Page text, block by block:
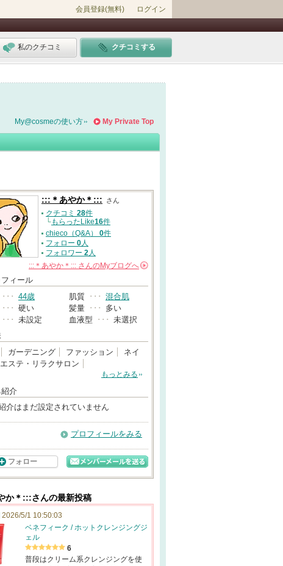
会員登録(無料) ログイン
私のクチコミ クチコミする
My Private Top
My@cosmeの使い方
:::＊あやか＊::: さん
クチコミ 28件
└もらったLike16件
chieco（Q&A） 0件
フォロー 0人
フォロワー 2人
:::＊あやか＊::: さんのMyブログへ
フィール
･･･ 44歳 肌質 ･･･ 混合肌
･･･ 硬い 髪量 ･･･
多い
･･･ 未設定 血液型 ･･･ 未選択
ガーデニング ファッション
ネイ
エステ・リラクサロン
もっとみる
介
介はまだ設定されていません
プロフィールをみる
フォロー
か＊:::さんの最新投稿
2026/5/1 10:50:03
ベネフィーク / ホットクレンジングジ
ェル
6
普段はクリーム系クレンジングを使